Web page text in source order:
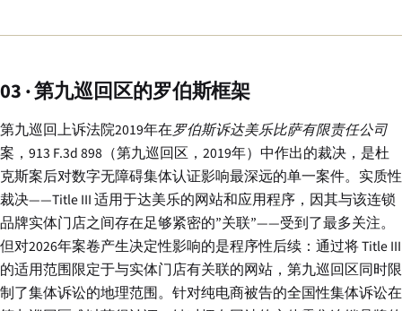
03 · 第九巡回区的罗伯斯框架
第九巡回上诉法院2019年在罗伯斯诉达美乐比萨有限责任公司
案，913 F.3d 898（第九巡回区，2019年）中作出的裁决，是杜
克斯案后对数字无障碍集体认证影响最深远的单一案件。实质性
裁决——Title III 适用于达美乐的网站和应用程序，因其与该连锁
品牌实体门店之间存在足够紧密的”关联”——受到了最多关注。
但对2026年案卷产生决定性影响的是程序性后续：通过将 Title III
的适用范围限定于与实体门店有关联的网站，第九巡回区同时限
制了集体诉讼的地理范围。针对纯电商被告的全国性集体诉讼在